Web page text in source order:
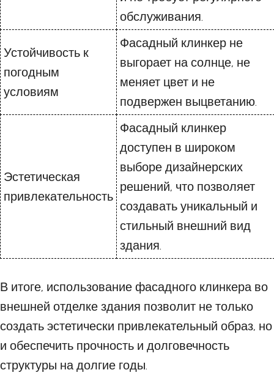
обслуживания.
Устойчивость к
погодным
условиям
Фасадный клинкер не
выгорает на солнце, не
меняет цвет и не
подвержен выцветанию.
Эстетическая
привлекательность
Фасадный клинкер
доступен в широком
выборе дизайнерских
решений, что позволяет
создавать уникальный и
стильный внешний вид
здания.
В итоге, использование фасадного клинкера во
внешней отделке здания позволит не только
создать эстетически привлекательный образ, но
и обеспечить прочность и долговечность
структуры на долгие годы.